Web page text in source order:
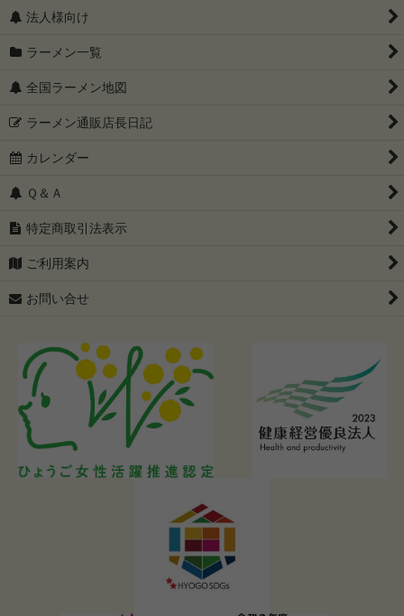
法人様向け
ラーメン一覧
全国ラーメン地図
ラーメン通販店長日記
カレンダー
Ｑ＆Ａ
特定商取引法表示
ご利用案内
お問い合せ